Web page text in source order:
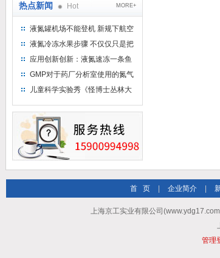
热点新闻 Hot MORE+
液氮罐机场不能登机 新规下航空
运输罐能否上飞机
液氮冷冻水果步骤 不仅仅只是把
水果扔到液氮中
应用创新创新：液氮速冻一条鱼
只需15分钟 保持活鲜一整年
GMP对于药厂分析室使用的氮气
钢瓶存放标准
儿童科学实验秀《怪博士丛林大
及
首 页 企业简介
上海京工实业有限公司
管理